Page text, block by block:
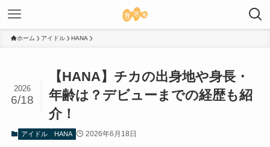
ホーム アイドル HANA
【HANA】チカの出身地や身長・
年齢は？デビューまでの経歴も紹
介！
2026
6/18
アイドル HANA 2026年6月18日